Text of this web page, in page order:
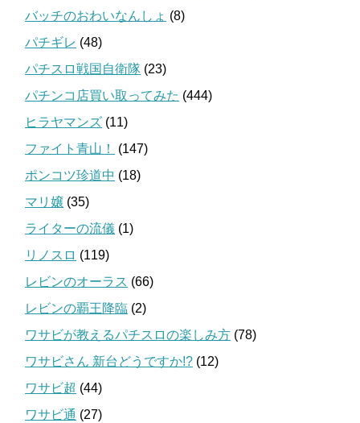
バッチのおわいなんしょ (8)
パチギレ (48)
パチスロ戦国自衛隊 (23)
パチンコ店買い取ってみた (444)
ヒラヤマンズ (11)
ファイト青山！
(147)
ポンコツ珍道中 (18)
マリ嬢 (35)
ライターの流儀 (1)
リノスロ (119)
レビンのオーラス (66)
レビンの覇王降臨 (2)
ワサビが教えるパチスロの楽しみ方 (78)
ワサビさん 新台どうですか!? (12)
ワサビ超 (44)
ワサビ通 (27)